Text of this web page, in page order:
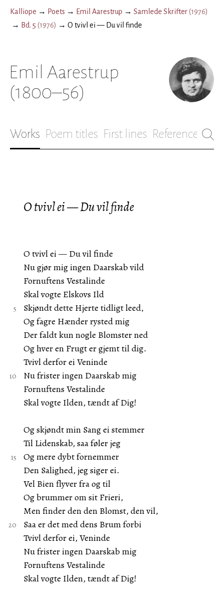
Kalliope → Poets → Emil Aarestrup → Samlede Skrifter(1976)
→ Bd. 5 (1976) → O tvivl ei — Du vil finde
Emil Aarestrup
(1800–56)
Works Poem titles First lines References
O tvivl ei — Du vil finde
O tvivl ei — Du vil finde
Nu gjør mig ingen Daarskab vild
Fornuftens Vestalinde
Skal vogte Elskovs Ild
Skjøndt dette Hjerte tidligt leed,
Og fagre Hænder rysted mig
Der faldt kun nogle Blomster ned
Og hver en Frugt er gjemt til dig.
Tvivl derfor ei Veninde
Nu frister ingen Daarskab mig
Fornuftens Vestalinde
Skal vogte Ilden, tændt af Dig!
Og skjøndt min Sang ei stemmer
Til Lidenskab, saa føler jeg
Og mere dybt fornemmer
Den Salighed, jeg siger ei.
Vel Bien flyver fra og til
Og brummer om sit Frieri,
Men finder den den Blomst, den vil,
Saa er det med dens Brum forbi
Tvivl derfor ei, Veninde
Nu frister ingen Daarskab mig
Fornuftens Vestalinde
Skal vogte Ilden, tændt af Dig!